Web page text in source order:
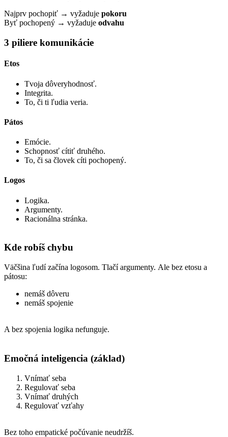
Najprv pochopiť → vyžaduje pokoru
Byť pochopený → vyžaduje odvahu
3 piliere komunikácie
Etos
Tvoja dôveryhodnosť.
Integrita.
To, či ti ľudia veria.
Pátos
Emócie.
Schopnosť cítiť druhého.
To, či sa človek cíti pochopený.
Logos
Logika.
Argumenty.
Racionálna stránka.
Kde robíš chybu
Väčšina ľudí začína logosom. Tlačí argumenty. Ale bez etosu a
pátosu:
nemáš dôveru
nemáš spojenie
A bez spojenia logika nefunguje.
Emočná inteligencia (základ)
Vnímať seba
Regulovať seba
Vnímať druhých
Regulovať vzťahy
Bez toho empatické počúvanie neudržíš.